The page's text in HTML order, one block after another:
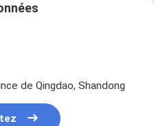
de Qingdao, Shandong